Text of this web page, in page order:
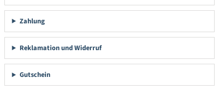
Zahlung
Reklamation und Widerruf
Gutschein